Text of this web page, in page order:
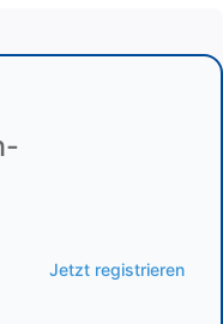
Jetzt registrieren